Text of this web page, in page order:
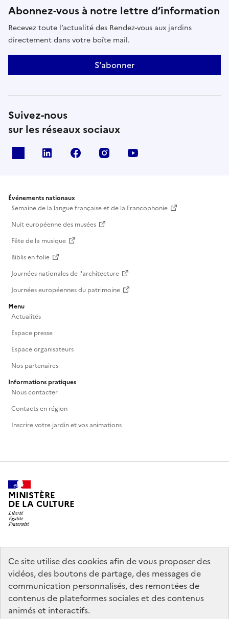
Ce site utilise des cookies afin de vous proposer des
vidéos, des boutons de partage, des messages de
communication personnalisés, des remontées de
contenus de plateformes sociales et des contenus
animés et interactifs.
Abonnez-vous à notre lettre d’information
Recevez toute l’actualité des Rendez-vous aux jardins
directement dans votre boîte mail.
S'abonner
Suivez-nous
sur les réseaux sociaux
Linkedin Facebook Instagram
Événements nationaux
Semaine de la langue française et de la Francophonie
Nuit européenne des musées
Fête de la musique
Biblis en folie
Journées nationales de l'architecture
Journées européennes du patrimoine
Menu
Actualités
Espace presse
Espace organisateurs
Nos partenaires
Informations pratiques
Nous contacter
Contacts en région
Inscrire votre jardin et vos animations
MINISTÈRE
DE LA CULTURE
legifrance.gouv.fr
info.gouv.fr
service-public.gouv.fr
data.gouv.fr